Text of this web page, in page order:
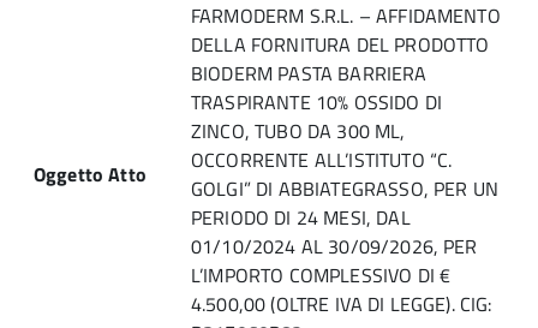
Oggetto Atto
FARMODERM S.R.L. – AFFIDAMENTO
DELLA FORNITURA DEL PRODOTTO
BIODERM PASTA BARRIERA
TRASPIRANTE 10% OSSIDO DI
ZINCO, TUBO DA 300 ML,
OCCORRENTE ALL’ISTITUTO “C.
GOLGI” DI ABBIATEGRASSO, PER UN
PERIODO DI 24 MESI, DAL
01/10/2024 AL 30/09/2026, PER
L’IMPORTO COMPLESSIVO DI €
4.500,00 (OLTRE IVA DI LEGGE). CIG: